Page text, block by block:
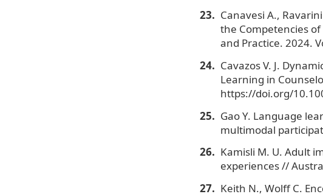
Canavesi A.,
the Competencies
and Practice. 2024.
Cavazos V. J.
Learning in
https://doi.org/
Gao Y. Language
multimodal
Kamisli M. U. Adult
experiences //
Keith N., Wolff C.